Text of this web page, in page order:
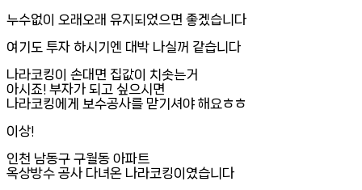
누수없이 오래오래 유지되었으면 좋겠습니다
여기도 투자 하시기엔 대박 나실꺼 같습니다
나라코킹이 손대면 집값이 치솟는거
아시죠! 부자가 되고 싶으시면
나라코킹에게 보수공사를 맏기셔야 해요ㅎㅎ
이상!
인천 남동구 구월동 아파트
옥상방수 공사 다녀온 나라코킹이였습니다